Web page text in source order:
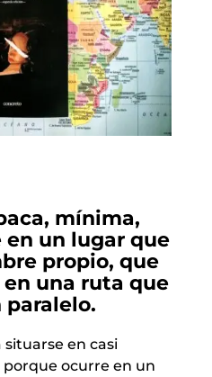
mínima,
un lugar que
propio, que
una ruta que
paralelo.
en casi
ocurre en un